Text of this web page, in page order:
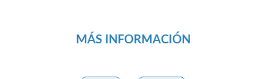
MÁS INFORMACIÓN